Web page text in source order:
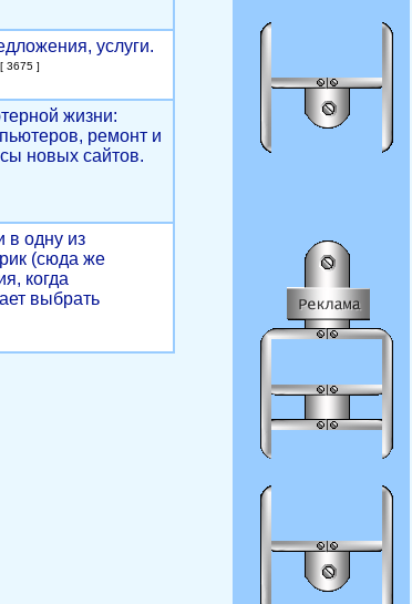
услуги.
[ 3675 ]
жизни:
ремонт и
новых сайтов.
в одну из
(сюда же
когда
выбрать